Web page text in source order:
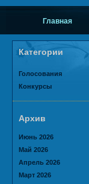
Главная
Категории
Голосования
Конкурсы
Архив
Июнь 2026
Май 2026
Апрель 2026
Март 2026